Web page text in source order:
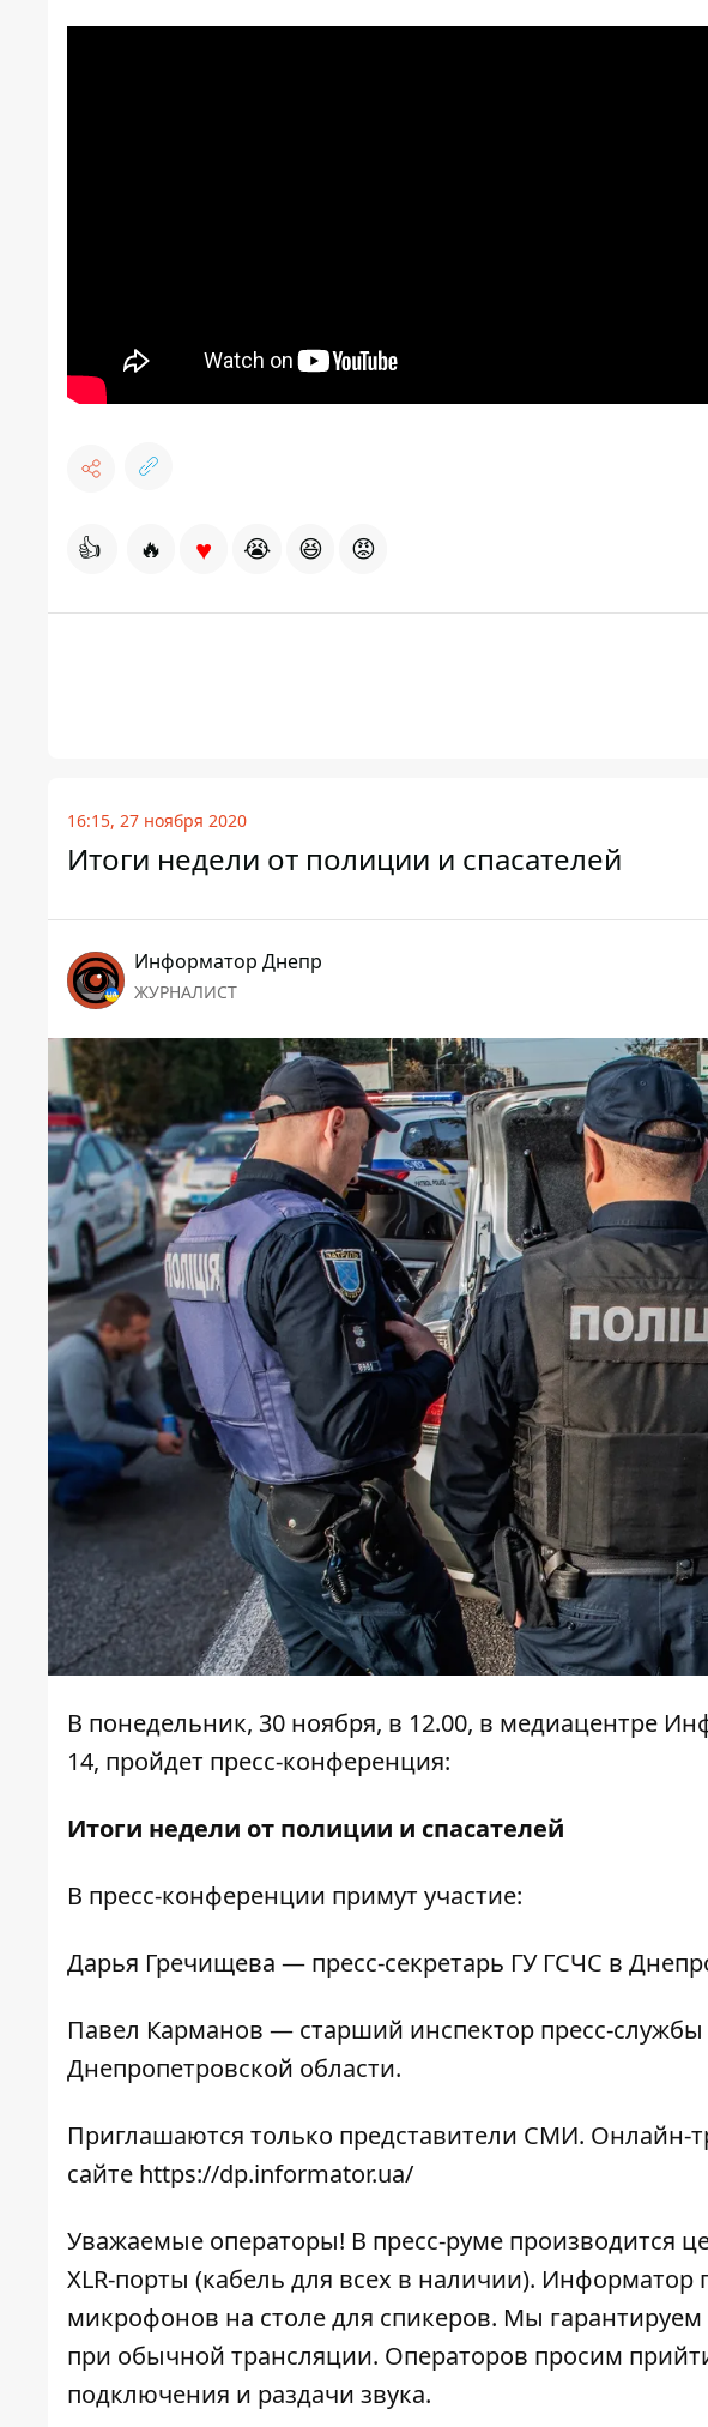
👍 🔥 ♥ 😭 😆 😡
16:15, 27 ноября 2020
Итоги недели от полиции и спасателей
Информатор Днепр
ЖУРНАЛИСТ
В понедельник, 30 ноября, в 12.00, в медиацентре
14, пройдет пресс-конференция:
Итоги недели от полиции и спасателей
В пресс-конференции примут участие:
Дарья Гречищева — пресс-секретарь ГУ ГСЧС в
Павел Карманов — старший инспектор пресс-
Днепропетровской области.
Приглашаются только представители СМИ. Онлайн-
сайте https://dp.informator.ua/
Уважаемые операторы! В пресс-руме производится
XLR-порты (кабель для всех в наличии).
микрофонов на столе для спикеров. Мы гарантируем
при обычной трансляции. Операторов просим
подключения и раздачи звука.